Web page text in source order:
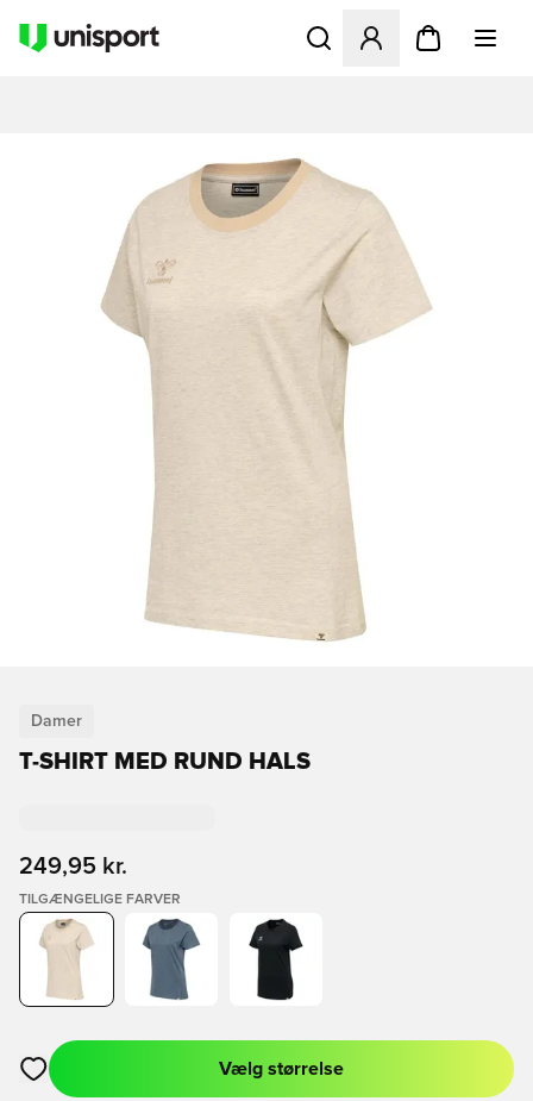
Åbner en Modal til at
Damer
T-SHIRT MED RUND HALS
249,95 kr.
TILGÆNGELIGE FARVER
Åbner en Modal til at logge ind eller tilmelde dig som medlem
Vælg størrelse